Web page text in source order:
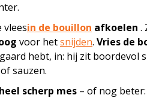
vleesin de bouillon afkoelen .
voor hetsnijden. Vries de
hebt, in: hij zit boordevol
sauzen.
heel scherp mes – of nog